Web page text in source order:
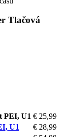
Tlačová
PEI, U1 € 25,99
U1
€ 28,99